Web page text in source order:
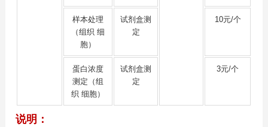
样本处理
（组织 细
胞）
试剂盒测
定
10元/个
蛋白浓度
测定（组
织 细胞）
试剂盒测
定
3元/个
说明：